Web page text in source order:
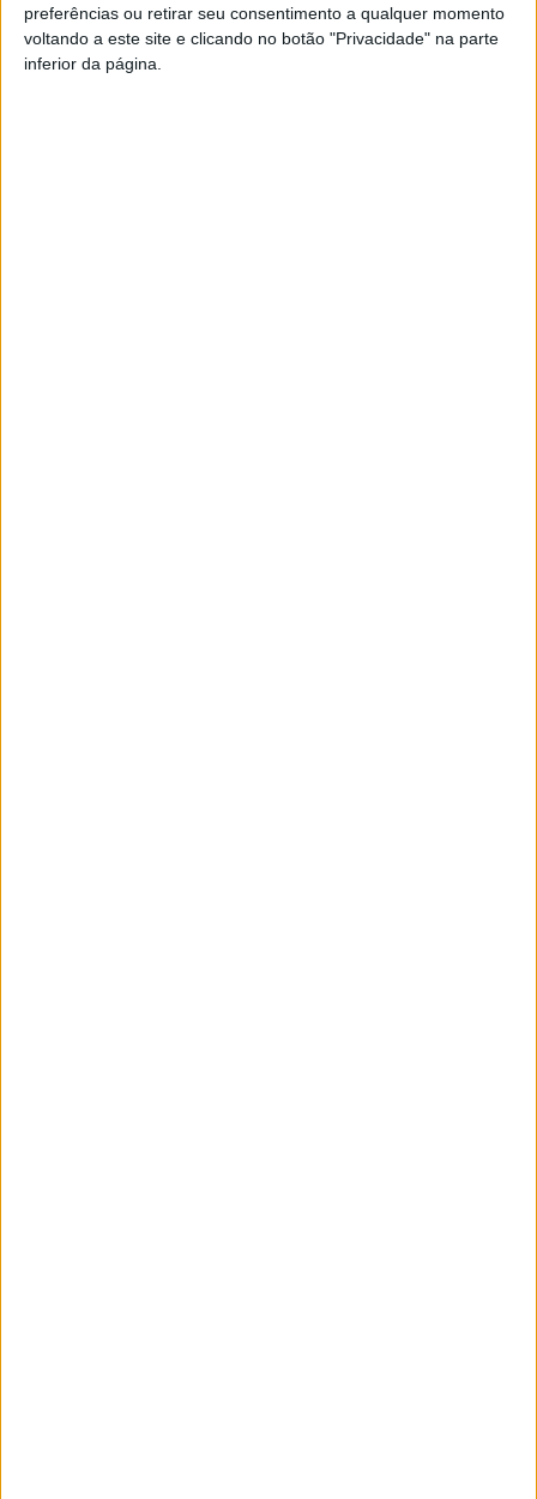
preferências ou retirar seu consentimento a qualquer momento
voltando a este site e clicando no botão "Privacidade" na parte
inferior da página.